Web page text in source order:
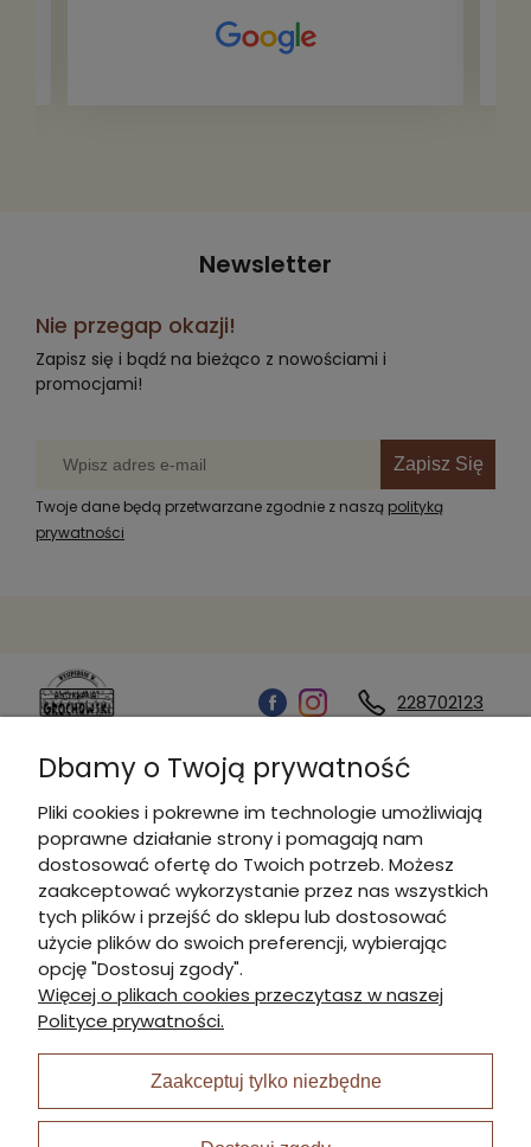
bank 🙂
Newsletter
Nie przegap okazji!
Zapisz się i bądź na bieżąco z nowościami i
promocjami!
Zapisz Się
Twoje dane będą przetwarzane zgodnie z naszą polityką
prywatności
228702123
Kontakt
Informacje
Płatności i dostawa
Moje konto
I Nagroda w plabiscycie:
Dbamy o Twoją prywatność
Pliki cookies i pokrewne im technologie umożliwiają
poprawne działanie strony i pomagają nam
dostosować ofertę do Twoich potrzeb. Możesz
zaakceptować wykorzystanie przez nas wszystkich
tych plików i przejść do sklepu lub dostosować
użycie plików do swoich preferencji, wybierając
opcję "Dostosuj zgody".
Więcej o plikach cookies przeczytasz w naszej
Polityce prywatności.
Zaakceptuj tylko niezbędne